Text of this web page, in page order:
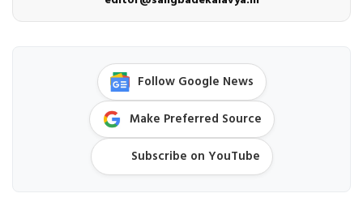
Follow Google News
Make Preferred Source
Subscribe on YouTube